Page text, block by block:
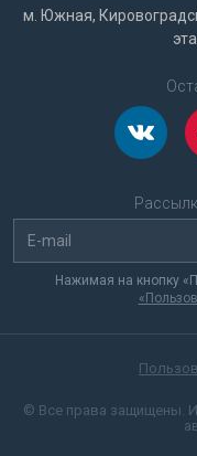
м. Южная,
Нажимая на кнопку
© Все права защищены.